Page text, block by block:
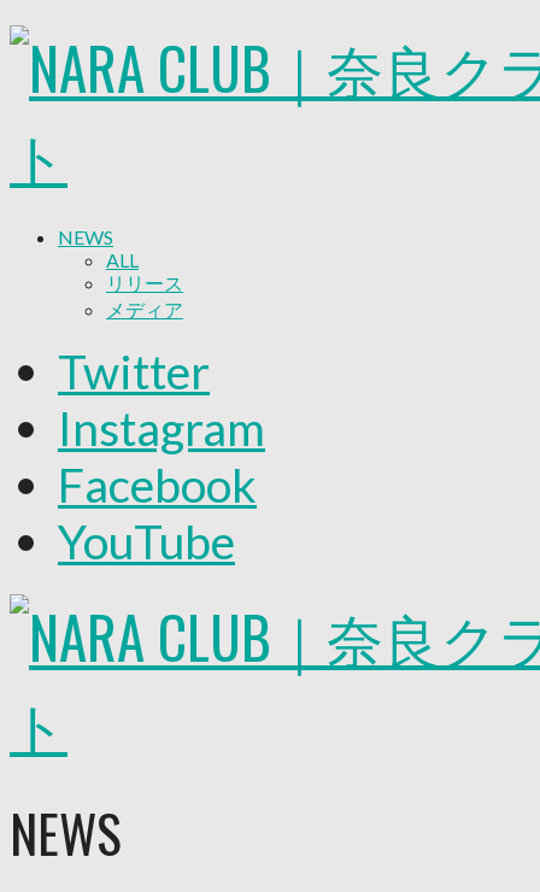
NEWS
ALL
リリース
メディア
グッズ
ファンコミュニティ
普及・育成
ホームタウン
コラム
その他
TEAM
2026/27トップチーム
2026/27トップチームスタッフ
バモス
チアダンススクール
ボランティアチーム「volundeer」
写真・動画使用ガイドライン
ロートフィールド奈良
Twitter
Instagram
Facebook
YouTube
NEWS